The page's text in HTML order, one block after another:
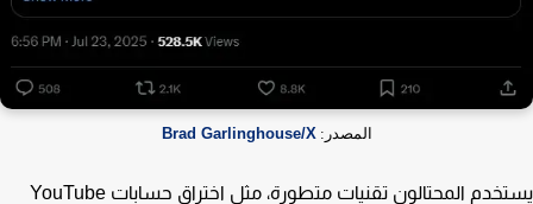
المصدر:Brad Garlinghouse/X
يستخدم المحتالون تقنيات متطورة، مثل اختراق حسابات YouTube